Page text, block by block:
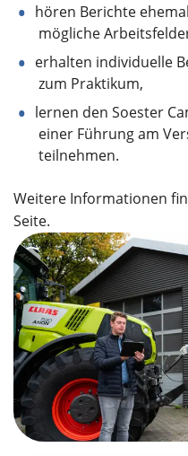
hören Berichte
mögliche
erhalten individuelle
zum Praktikum,
lernen den Soester
einer Führung am
teilnehmen.
Weitere Informationen
Seite.